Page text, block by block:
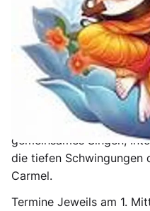
Paramahamsa
Kirtan Kirtan – Mantren
die heilende Kraft der
Singen: eine einladende
spirituelle Musik,
Wiederholung das Herz
Verbindung fördert. Der
gemeinsames Singen,
die tiefen Schwingungen
Carmel.
Termine Jeweils am 1.